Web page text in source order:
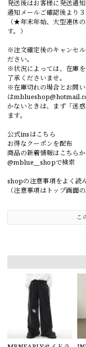
発送後はお客様に発送通
通知メールご確認後より３
（★年末年始、大型連休
す。）
※注文確定後のキャンセ
ださい。
※状況によっては、在庫
了承くださいませ。
※在庫切れの場合とお問
は
かないときは、まず「迷
ます。
公式insはこちら
お得なクーポンを配布
商品の新着情報はこちらか
@mblue__shopで検索
shopの注意事項をよく読
（注意事項はトップ画面
こ